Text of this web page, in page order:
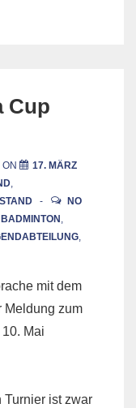
Cup
ON
17. MÄRZ
,
NO
BADMINTON,
,
mit dem
Meldung zum
Mai
Turnier ist zwar